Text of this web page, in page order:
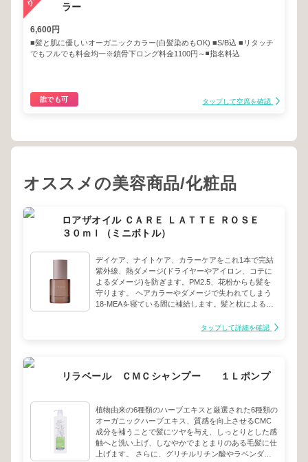
ラー
6,600円
■髪と肌に優しいオーガニックカラー(白髪染めもOK) ■S/B込 ■リタッチ
でもフルでも料金均一※鎖骨下ロング料金1100円～◾️指名料込
誰でも可 タップして空席を確認
オススメの美容商品/化粧品
ロアザオイル ＣＡＲＥ ＬＡＴＴＥ ＲＯＳＥ
３０ｍｌ（ミニボトル）
デイケア、ナイトケア、カラーケアをこれ1本で完結
紫外線、熱ダメージ(ドライヤーやアイロン、コテに
よるダメージ)を防ぎます。PM2.5、花粉からも髪を
守ります。 ヘアカラーやダメージで失われてしまう
18-MEAを寝ている間に補給します。髪と枕によるフ
てしまったキューティクルの再結合を行い、ヘアカラ
その芳醇さには、ふわりとしたホワイトフローラルの
甘みが調和し、ガーデニアとグリーン調のミュゲが彩
ッドとラブダナムがバルサミックな重厚感をもたらし
ます。
タップして詳細を確認
リラベール ＣＭＣシャンプー １Ｌポンプ
植物由来の6種類のハーブエキスと厳選された6種類の
オーガニックハーブエキス、質感を向上させるCMC
成分を補うことで髪にツヤを与え、しっとりとした感
触へと洗い上げ、しなやかでまとまりのある毛髪に仕
上げます。 さらに、グリチルリチン酸やラベンダー